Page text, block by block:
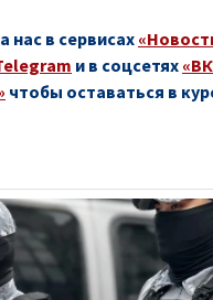
нас в сервисах
и в соцсетях
чтобы оставаться в